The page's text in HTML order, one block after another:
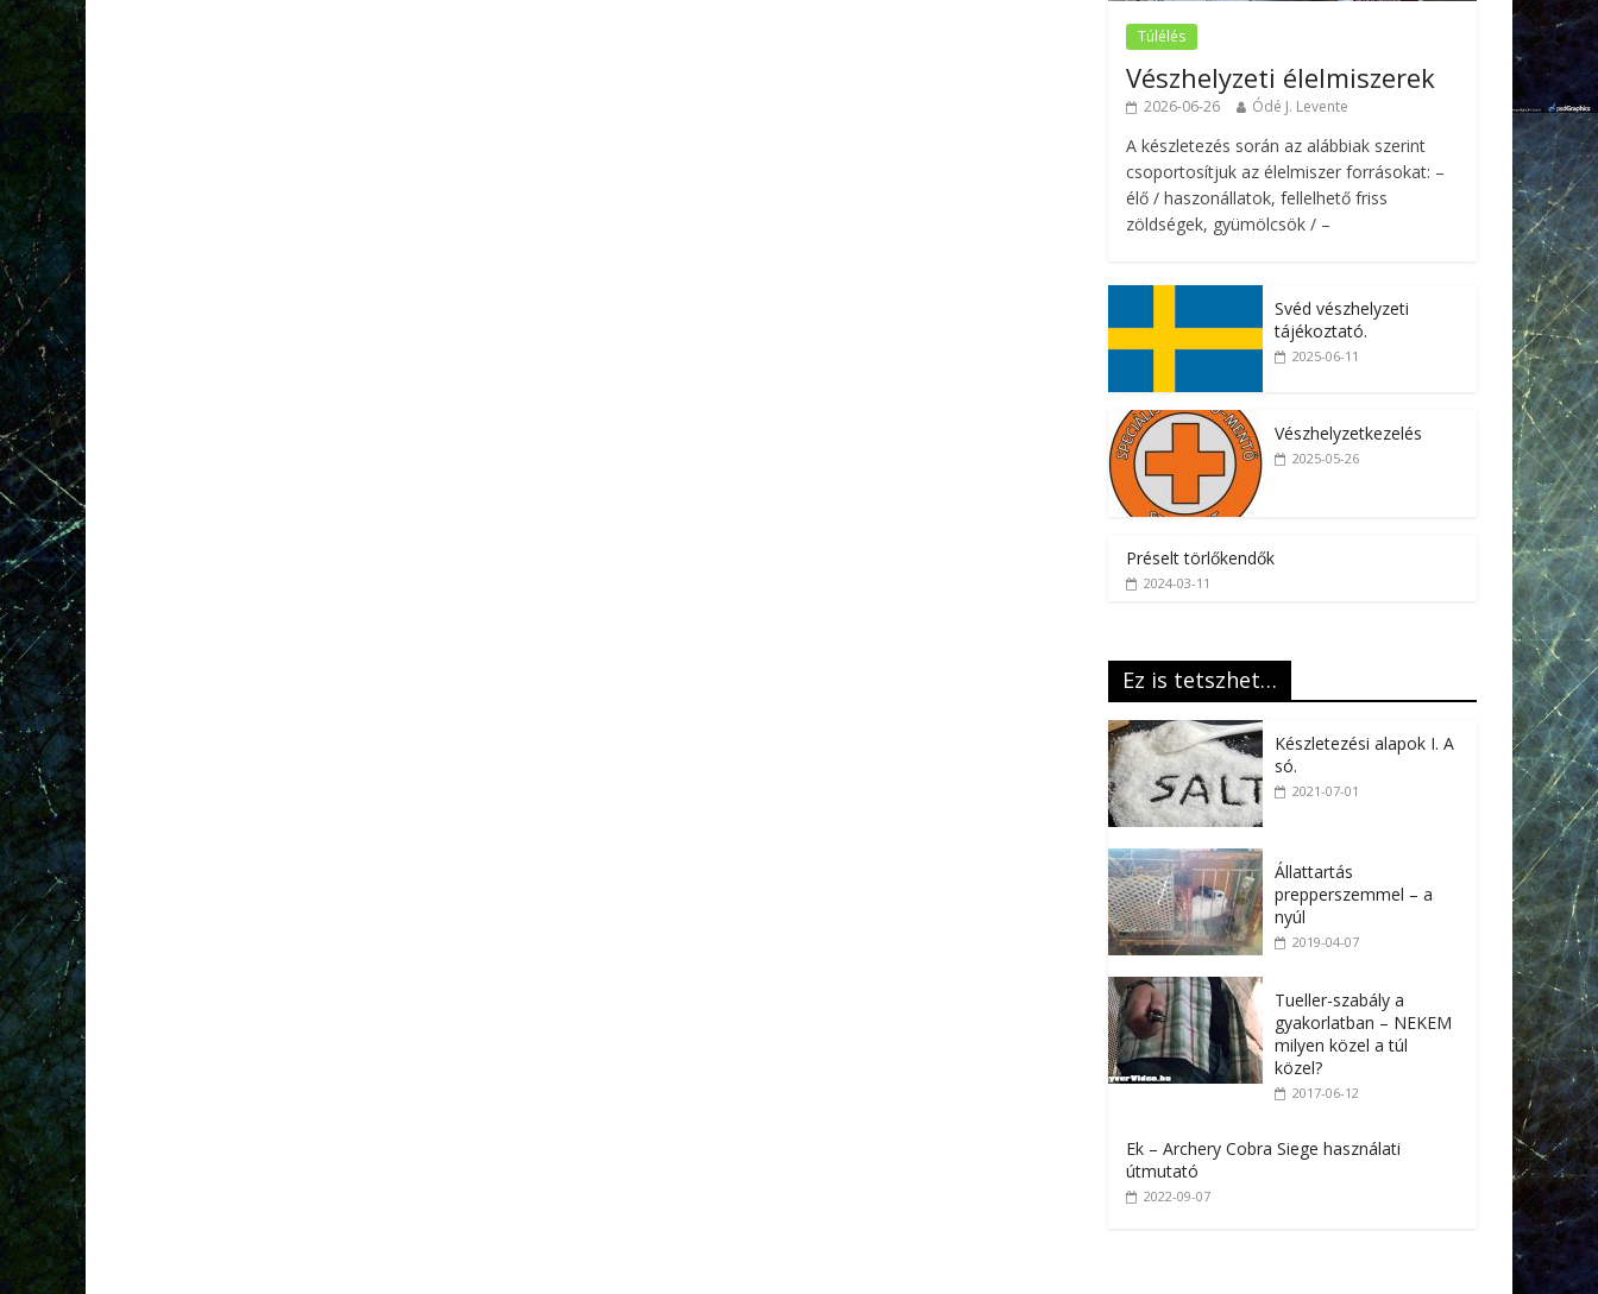
Túlélés
Vészhelyzeti élelmiszerek
2026-06-26 Ódé J. Levente
A készletezés során az alábbiak szerint
csoportosítjuk az élelmiszer forrásokat: –
élő / haszonállatok, fellelhető friss
zöldségek, gyümölcsök / –
Svéd vészhelyzeti
tájékoztató.
2025-06-11
Vészhelyzetkezelés
2025-05-26
Préselt törlőkendők
2024-03-11
Ez is tetszhet…
Készletezési alapok I. A
só.
2021-07-01
Állattartás
prepperszemmel – a
nyúl
2019-04-07
Tueller-szabály a
gyakorlatban – NEKEM
milyen közel a túl
közel?
2017-06-12
Ek – Archery Cobra Siege használati
útmutató
2022-09-07